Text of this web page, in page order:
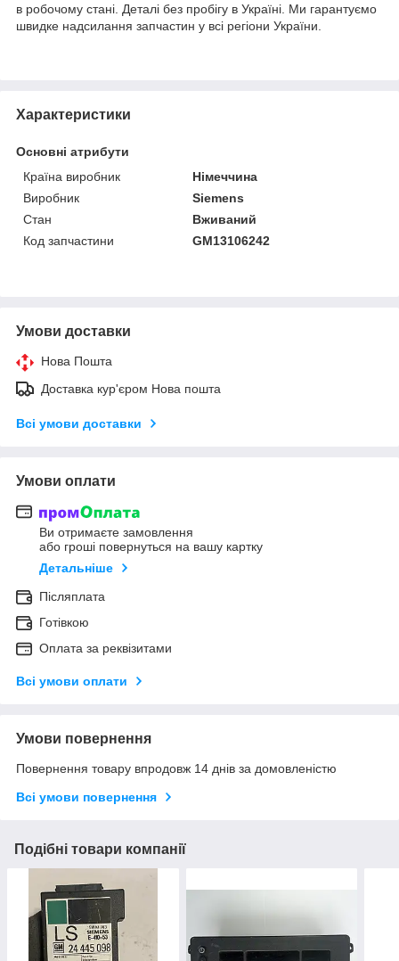
в робочому стані. Деталі без пробігу в Україні. Ми гарантуємо
швидке надсилання запчастин у всі регіони України.
Характеристики
Основні атрибути
Країна виробник
Німеччина
Виробник
Siemens
Стан
Вживаний
Код запчастини
GM13106242
Умови доставки
Нова Пошта
Доставка кур'єром Нова пошта
Всі умови доставки
Умови оплати
Ви отримаєте замовлення
або гроші повернуться на вашу картку
Детальніше
Післяплата
Готівкою
Оплата за реквізитами
Всі умови оплати
Умови повернення
Повернення товару впродовж 14 днів за домовленістю
Всі умови повернення
Подібні товари компанії